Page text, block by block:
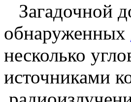
Загадочной
обнаруженных
несколько
источниками